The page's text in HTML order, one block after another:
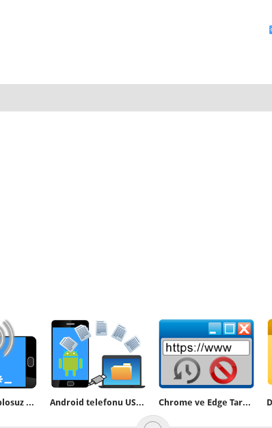
Telefonun kablosuz Hotspot şifresi nasıl değiştirilir Android telefonu USB ye bağlayıp direkt dosya aktarın Chrome ve Edge Tarama Geçmişini kaydetmesin